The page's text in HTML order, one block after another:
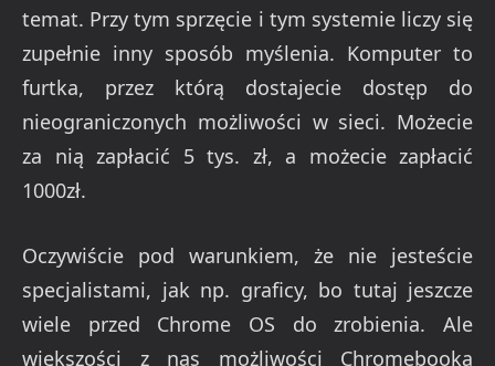
temat. Przy tym sprzęcie i tym systemie liczy się
zupełnie inny sposób myślenia. Komputer to
furtka, przez którą dostajecie dostęp do
nieograniczonych możliwości w sieci. Możecie
za nią zapłacić 5 tys. zł, a możecie zapłacić
1000zł.
Oczywiście pod warunkiem, że nie jesteście
specjalistami, jak np. graficy, bo tutaj jeszcze
wiele przed Chrome OS do zrobienia. Ale
większości z nas możliwości Chromebooka